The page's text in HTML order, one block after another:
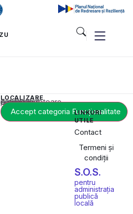
LOCALIZARE
Acest conținut este blocat până când acceptați categoria corespunzătoare de cookie-uri.
Accept categoria Funcționalitate
LINKURI
UTILE
Contact
Termeni și
condiții
S.O.S.
pentru
administrația
publică
locală